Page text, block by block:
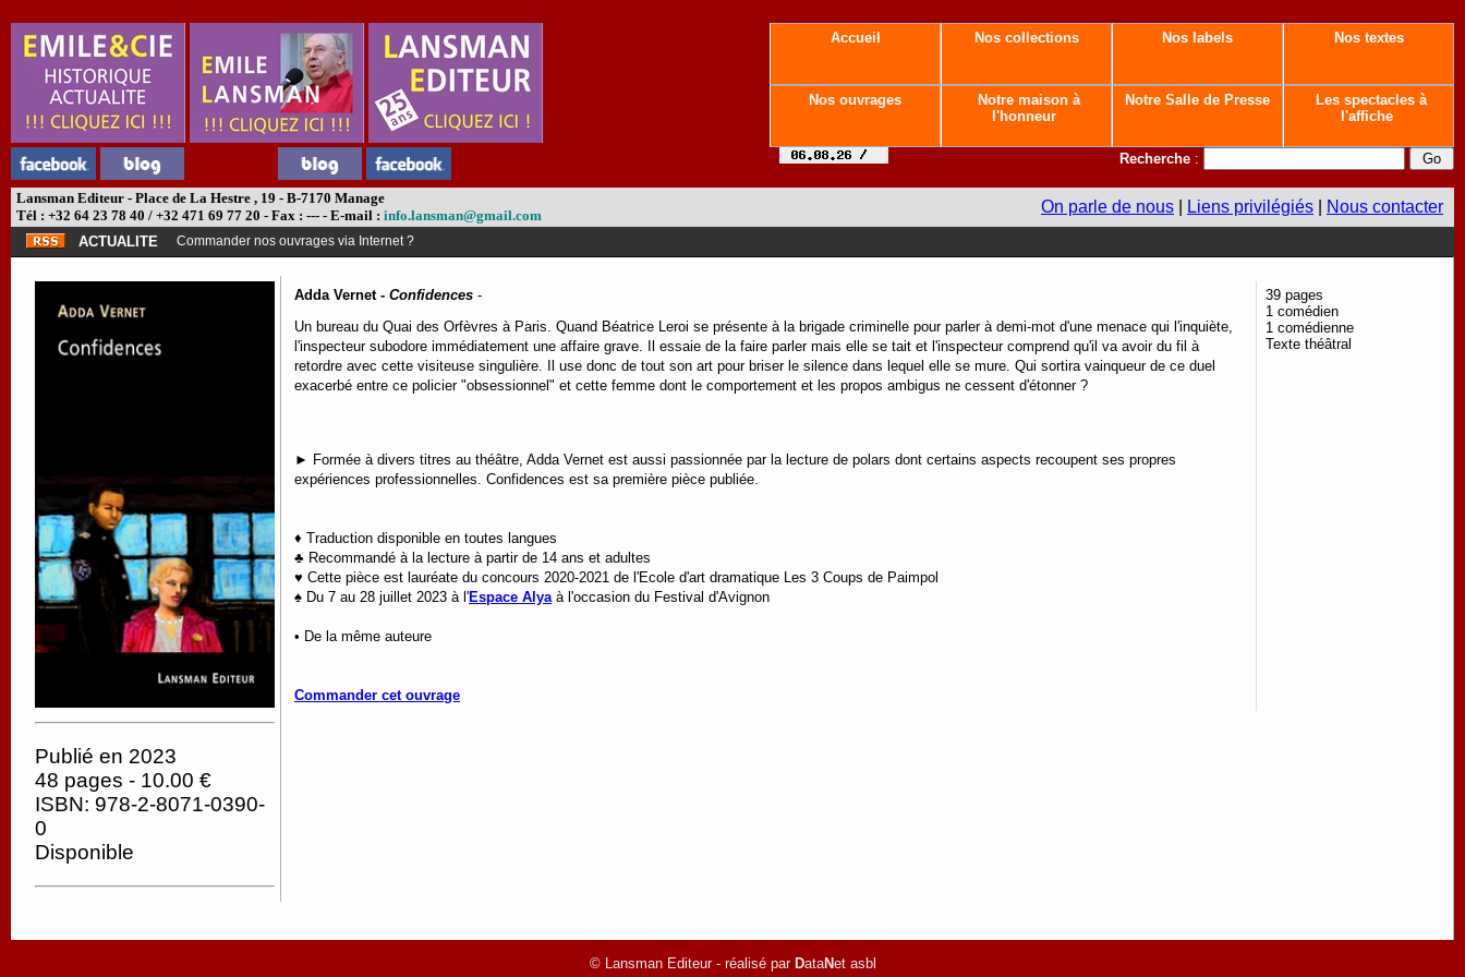
Accueil Nos collections Nos labels Nos textes
Nos ouvrages
Notre maison à
l'honneur
Notre Salle de Presse
Les spectacles à
l'affiche
Recherche :
Lansman Editeur - Place de La Hestre , 19 - B-7170 Manage
Tél : +32 64 23 78 40 / +32 471 69 77 20 - Fax : --- - E-mail : info.lansman@gmail.com On parle de nous Liens privilégiés Nous contacter
ACTUALITE Commander nos ouvrages via Internet ?
Publié en 2023
48 pages - 10.00 €
ISBN: 978-2-8071-0390-
0
Disponible
Adda Vernet - Confidences -
Un bureau du Quai des Orfèvres à Paris. Quand Béatrice Leroi se présente à la brigade criminelle pour parler à demi-mot d'une menace qui l'inquiète,
l'inspecteur subodore immédiatement une affaire grave. Il essaie de la faire parler mais elle se tait et l'inspecteur comprend qu'il va avoir du fil à
retordre avec cette visiteuse singulière. Il use donc de tout son art pour briser le silence dans lequel elle se mure. Qui sortira vainqueur de ce duel
exacerbé entre ce policier "obsessionnel" et cette femme dont le comportement et les propos ambigus ne cessent d'étonner ?
► Formée à divers titres au théâtre, Adda Vernet est aussi passionnée par la lecture de polars dont certains aspects recoupent ses propres
expériences professionnelles. Confidences est sa première pièce publiée.
♦ Traduction disponible en toutes langues
♣ Recommandé à la lecture à partir de 14 ans et adultes
♥ Cette pièce est lauréate du concours 2020-2021 de l'Ecole d'art dramatique Les 3 Coups de Paimpol
♠ Du 7 au 28 juillet 2023 à l'Espace Alya à l'occasion du Festival d'Avignon
• De la même auteure
Commander cet ouvrage
39 pages
1 comédien
1 comédienne
Texte théâtral
© Lansman Editeur - réalisé par DataNet asbl